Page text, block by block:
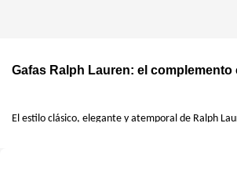
Gafas Ralph Lauren: el
El estilo clásico, elegante y atemporal de Ralph